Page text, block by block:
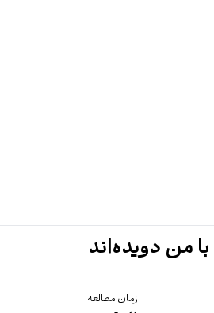
من دویده‌اند
زمان مطالعه